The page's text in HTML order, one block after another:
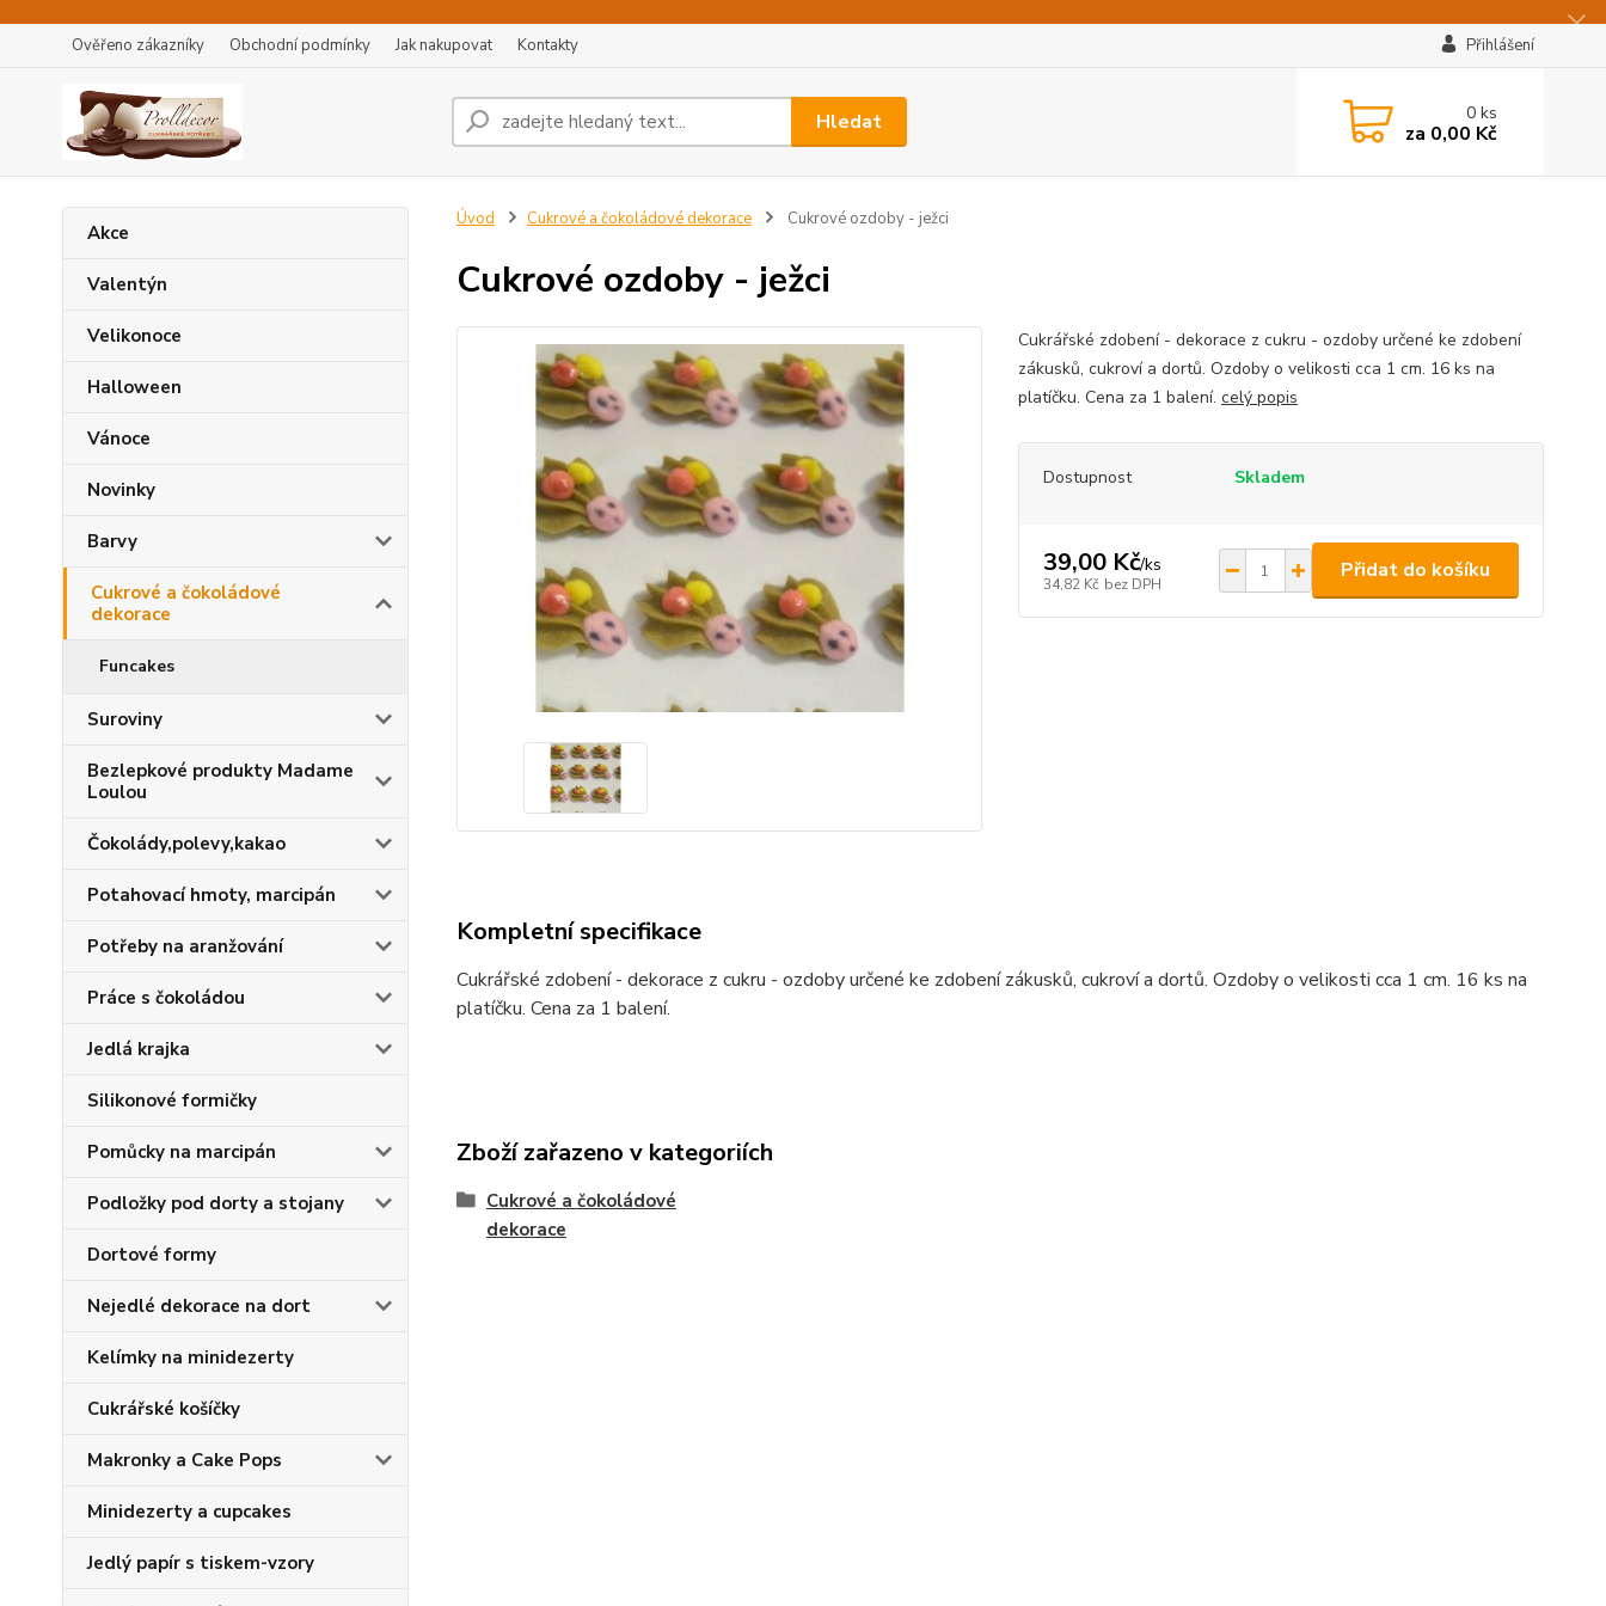
Ověřeno zákazníky Obchodní podmínky Jak nakupovat Kontakty Přihlášení
Hledat 0ks
za 0,00 Kč
Akce
Valentýn
Velikonoce
Halloween
Vánoce
Novinky
Barvy
Cukrové a čokoládové
dekorace
Funcakes
Suroviny
Bezlepkové produkty Madame
Loulou
Čokolády,polevy,kakao
Potahovací hmoty, marcipán
Potřeby na aranžování
Práce s čokoládou
Jedlá krajka
Silikonové formičky
Pomůcky na marcipán
Podložky pod dorty a stojany
Dortové formy
Nejedlé dekorace na dort
Kelímky na minidezerty
Cukrářské košíčky
Makronky a Cake Pops
Minidezerty a cupcakes
Jedlý papír s tiskem-vzory
Úvod Cukrové a čokoládové dekorace Cukrové ozdoby - ježci
Cukrové ozdoby - ježci
Cukrářské zdobení - dekorace z cukru - ozdoby určené ke zdobení
zákusků, cukroví a dortů. Ozdoby o velikosti cca 1 cm. 16 ks na
platíčku. Cena za 1 balení. celý popis
Dostupnost Skladem
39,00 Kč/ks
34,82 Kč bez DPH
Přidat do košíku
Kompletní specifikace
Cukrářské zdobení - dekorace z cukru - ozdoby určené ke zdobení zákusků, cukroví a dortů. Ozdoby o velikosti cca 1 cm. 16 ks na
platíčku. Cena za 1 balení.
Zboží zařazeno v kategoriích
Cukrové a čokoládové
dekorace